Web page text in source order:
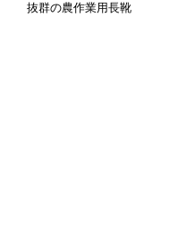
抜群の農作業用長靴